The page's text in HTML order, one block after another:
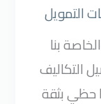
التمويل
بنا
التكاليف
حظي بثقة